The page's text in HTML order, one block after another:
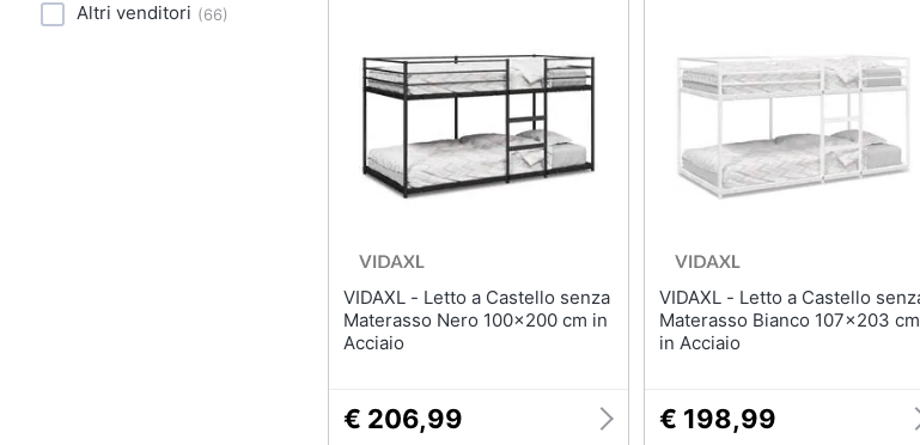
Fotografia
Vedi tutti Vedi tutti
Portabiancheria
Lavatoio
Armadio portascope
Vedi tutti
Altri venditori (66)
VIDAXL - Letto a Castello senza
Materasso Nero 100x200 cm in
Acciaio
€ 206,99
VIDAXL - Letto a Castello senza
Materasso Bianco 107x203 cm
in Acciaio
€ 198,99